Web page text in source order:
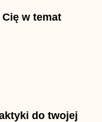
w temat
do twojej